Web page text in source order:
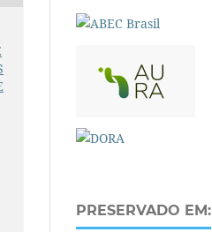
PRESERVADO EM: